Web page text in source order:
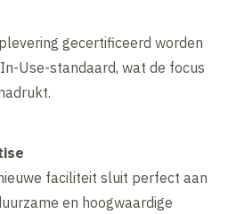
gecertificeerd worden
Use-standaard, wat de focus
faciliteit sluit perfect aan
en hoogwaardige